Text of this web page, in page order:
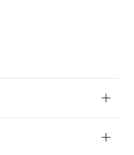
"個人情報
）
を証明す
を証明する